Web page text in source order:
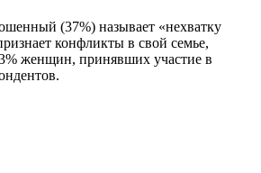
(37%) называет «нехватку
конфликты в свой семье,
женщин, принявших участие в